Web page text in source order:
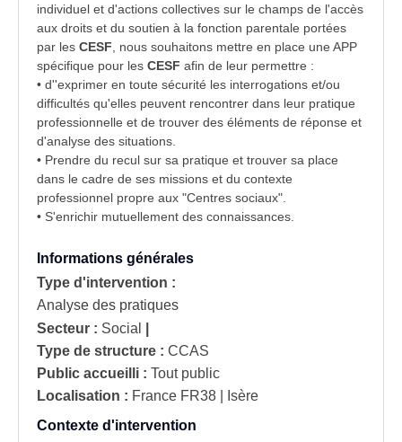
individuel et d'actions collectives sur le champs de l'accès
aux droits et du soutien à la fonction parentale portées
par les CESF , nous souhaitons mettre en place une APP
spécifique pour les CESF afin de leur permettre :
• d''exprimer en toute sécurité les interrogations et/ou
difficultés qu'elles peuvent rencontrer dans leur pratique
professionnelle et de trouver des éléments de réponse et
d'analyse des situations.
• Prendre du recul sur sa pratique et trouver sa place
dans le cadre de ses missions et du contexte
professionnel propre aux "Centres sociaux".
• S'enrichir mutuellement des connaissances.
Informations générales
Type d'intervention :
Analyse des pratiques
Secteur : Social
Type de structure : CCAS
Public accueilli : Tout public
Localisation : France FR38 | Isère
Contexte d'intervention